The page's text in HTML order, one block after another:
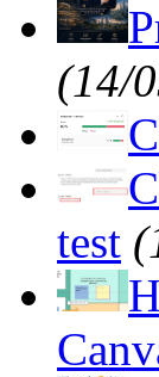
(14/
test